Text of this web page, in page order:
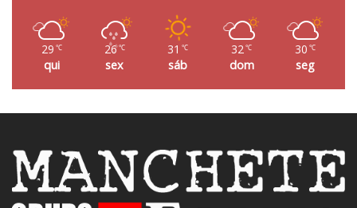
29 ℃
qui
26 ℃
sex
31 ℃
sáb
32 ℃
dom
30 ℃
seg